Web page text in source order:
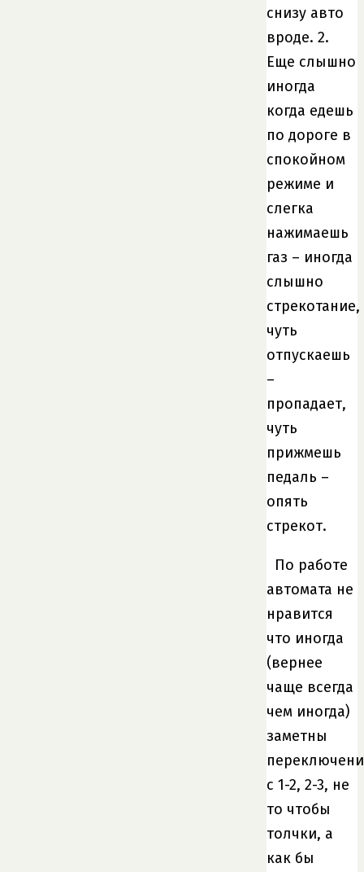
снизу авто
вроде. 2.
Еще слышно
иногда
когда едешь
по дороге в
спокойном
режиме и
слегка
нажимаешь
газ – иногда
слышно
стрекотание,
чуть
отпускаешь
–
пропадает,
чуть
прижмешь
педаль –
опять
стрекот.
По работе
автомата не
нравится
что иногда
(вернее
чаще всегда
чем иногда)
заметны
с 1-2, 2-3, не
то чтобы
толчки, а
как бы